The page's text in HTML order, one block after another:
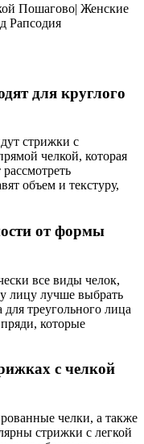
Пошагово| Женские
Рапсодия
для круглого
стрижки с
челкой, которая
объем и текстуру,
от формы
все виды челок,
лицу лучше выбрать
треугольного лица
которые
с челкой
челки, а также
стрижки с легкой